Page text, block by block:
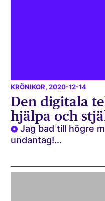
KRÖNIKOR, 2020-12-14
Den digitala
hjälpa och
Jag bad till högre
undantag!...